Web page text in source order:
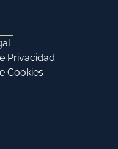
Privacidad
Cookies